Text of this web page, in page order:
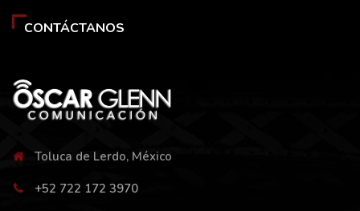
CONTÁCTANOS
Toluca de Lerdo, México
+52 722 172 3970